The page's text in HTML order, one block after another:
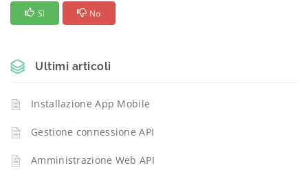
Sì No
Ultimi articoli
Installazione App Mobile
Gestione connessione API
Amministrazione Web API